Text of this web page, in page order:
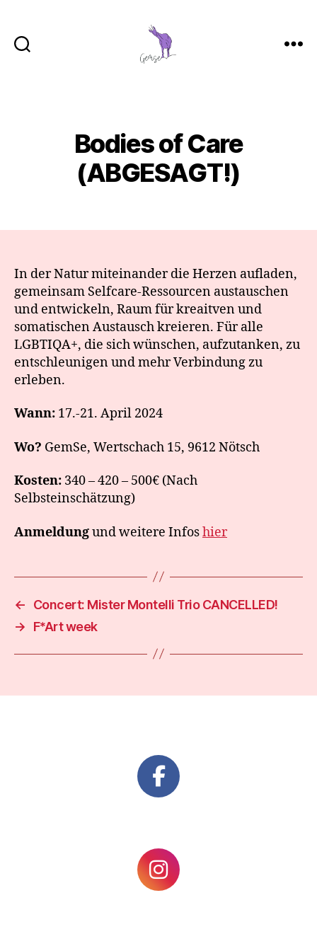
Categories
Bodies of Care
(ABGESAGT!)
In der Natur miteinander die Herzen aufladen,
gemeinsam Selfcare-Ressourcen austauschen
und entwickeln, Raum für kreaitven und
somatischen Austausch kreieren. Für alle
LGBTIQA+, die sich wünschen, aufzutanken, zu
entschleunigen und mehr Verbindung zu
erleben.
Wann: 17.-21. April 2024
Wo? GemSe, Wertschach 15, 9612 Nötsch
Kosten: 340 – 420 – 500€ (Nach
Selbsteinschätzung)
Anmeldungund weitere Infoshier
←
Concert: Mister Montelli Trio CANCELLED!
→
F*Art week